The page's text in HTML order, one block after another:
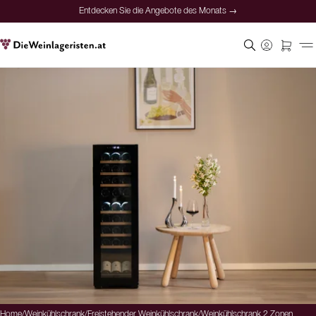
Entdecken Sie die Angebote des Monats →
Home/Weinkühlschrank/Freistehender Weinkühlschrank/Weinkühlschrank 2 Zonen